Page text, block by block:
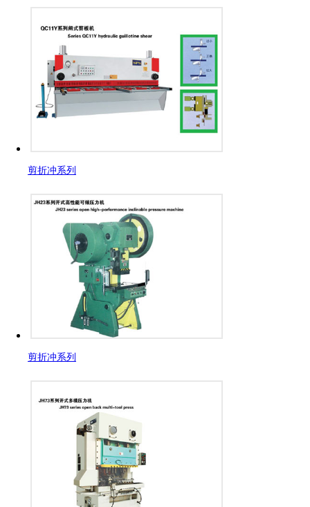
剪折冲系列
剪折冲系列